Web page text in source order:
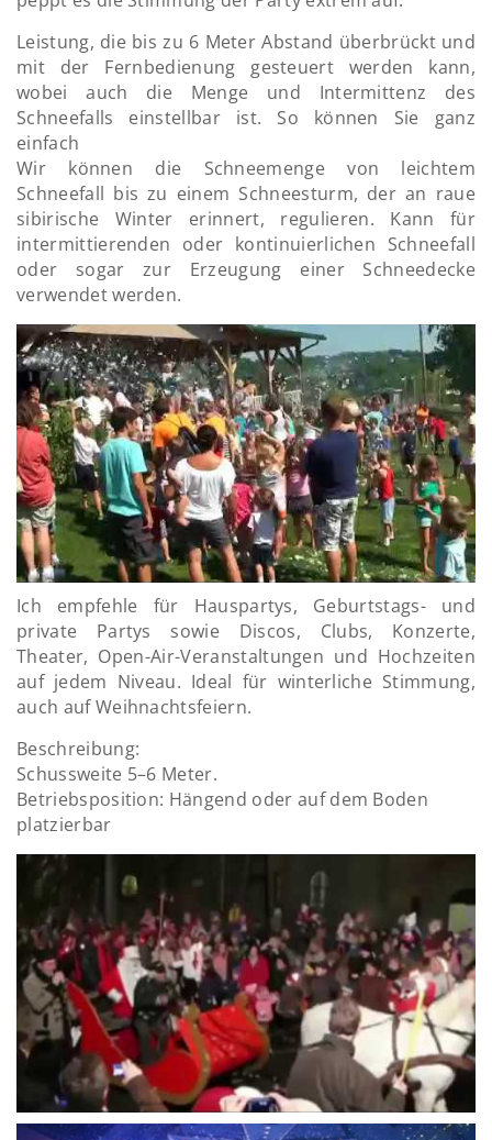
Leistung, die bis zu 6 Meter Abstand überbrückt und
mit der Fernbedienung gesteuert werden kann,
wobei auch die Menge und Intermittenz des
Schneefalls einstellbar ist. So können Sie ganz
einfach
Wir können die Schneemenge von leichtem
Schneefall bis zu einem Schneesturm, der an raue
sibirische Winter erinnert, regulieren. Kann für
intermittierenden oder kontinuierlichen Schneefall
oder sogar zur Erzeugung einer Schneedecke
verwendet werden.
Ich empfehle für Hauspartys, Geburtstags- und
private Partys sowie Discos, Clubs, Konzerte,
Theater, Open-Air-Veranstaltungen und Hochzeiten
auf jedem Niveau. Ideal für winterliche Stimmung,
auch auf Weihnachtsfeiern.
Beschreibung:
Schussweite 5–6 Meter.
Betriebsposition: Hängend oder auf dem Boden
platzierbar